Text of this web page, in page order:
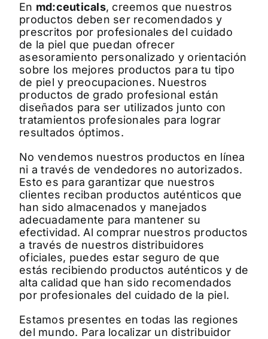
En md:ceuticals, creemos que nuestros
productos deben ser recomendados y
prescritos por profesionales del cuidado
de la piel que puedan ofrecer
asesoramiento personalizado y orientación
sobre los mejores productos para tu tipo
de piel y preocupaciones. Nuestros
productos de grado profesional están
diseñados para ser utilizados junto con
tratamientos profesionales para lograr
resultados óptimos.
No vendemos nuestros productos en línea
ni a través de vendedores no autorizados.
Esto es para garantizar que nuestros
clientes reciban productos auténticos que
han sido almacenados y manejados
adecuadamente para mantener su
efectividad. Al comprar nuestros productos
a través de nuestros distribuidores
oficiales, puedes estar seguro de que
estás recibiendo productos auténticos y de
alta calidad que han sido recomendados
por profesionales del cuidado de la piel.
Estamos presentes en todas las regiones
del mundo. Para localizar un distribuidor